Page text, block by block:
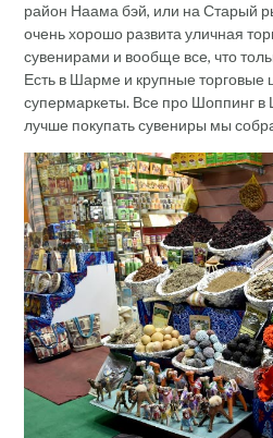
район Наама бэй, или на Старый
очень хорошо развита уличная
сувенирами и вообще все, что
Есть в Шарме и крупные торговые
супермаркеты. Все про Шоппинг
лучше покупать сувениры мы